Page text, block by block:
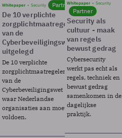
Whitepaper Security Partner
De 10 verplichte
zorgplichtmaatregelen
van de
Cyberbeveiligingswet
uitgelegd
De 10 verplichte
zorgplichtmaatregelen
van de
Cyberbeveiligingswet
waar Nederlandse
organisaties aan moeten
voldoen.
Whitepaper Security
Partner
Security als
cultuur - maak
van regels
bewust gedrag
Cybersecurity
werkt pas echt als
regels, techniek en
bewust gedrag
samenkomen in de
dagelijkse
praktijk.